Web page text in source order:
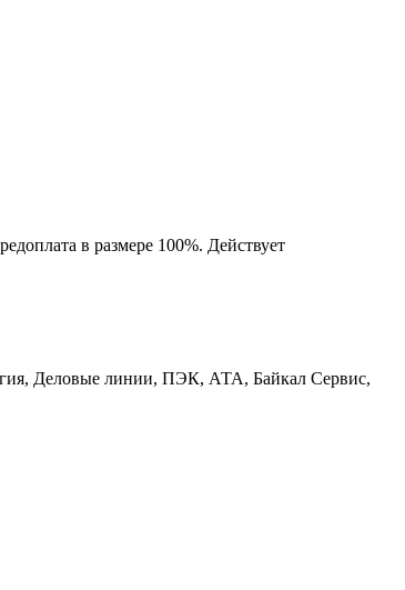
в размере 100%. Действует
Деловые линии, ПЭК, АТА, Байкал Сервис,